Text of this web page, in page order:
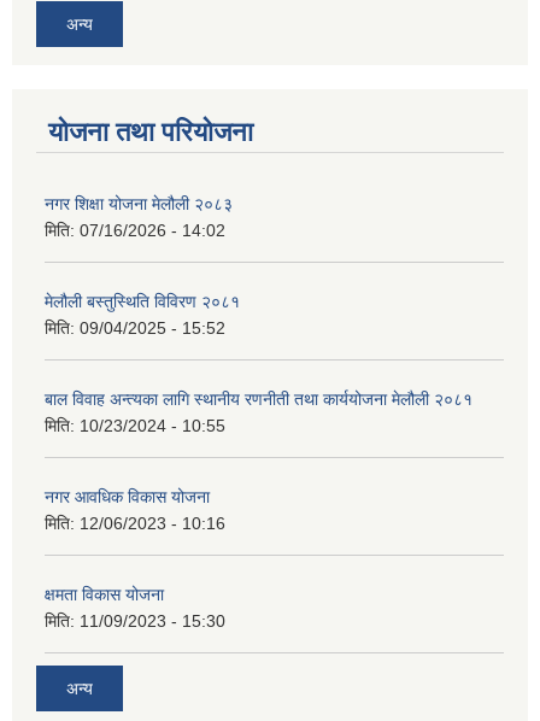
अन्य
योजना तथा परियोजना
नगर शिक्षा योजना मेलौली २०८३
मिति: 07/16/2026 - 14:02
मेलौली बस्तुस्थिति विविरण २०८१
मिति: 09/04/2025 - 15:52
बाल विवाह अन्त्यका लागि स्थानीय रणनीती तथा कार्ययोजना मेलौली २०८१
मिति: 10/23/2024 - 10:55
नगर आवधिक विकास योजना
मिति: 12/06/2023 - 10:16
क्षमता विकास योजना
मिति: 11/09/2023 - 15:30
अन्य